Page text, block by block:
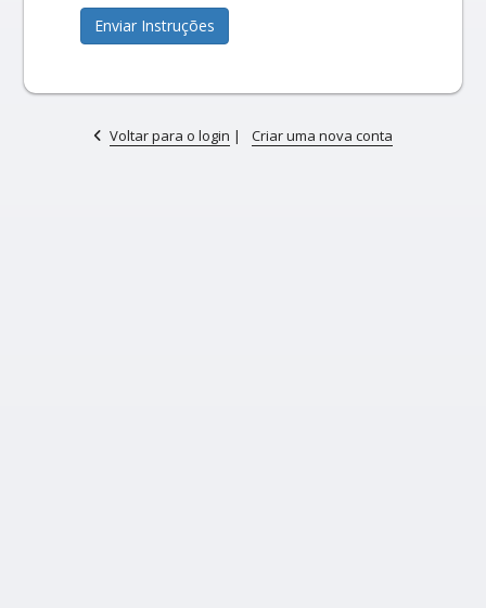
Enviar Instruções
Voltar para o login | Criar uma nova conta